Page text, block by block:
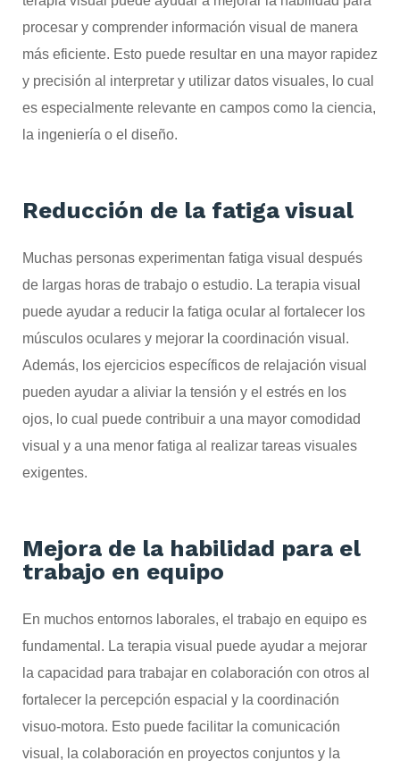
procesar y comprender información visual de manera
más eficiente. Esto puede resultar en una mayor rapidez
y precisión al interpretar y utilizar datos visuales, lo cual
es especialmente relevante en campos como la ciencia,
la ingeniería o el diseño.
Reducción de la fatiga visual
Muchas personas experimentan fatiga visual después
de largas horas de trabajo o estudio. La terapia visual
puede ayudar a reducir la fatiga ocular al fortalecer los
músculos oculares y mejorar la coordinación visual.
Además, los ejercicios específicos de relajación visual
pueden ayudar a aliviar la tensión y el estrés en los
ojos, lo cual puede contribuir a una mayor comodidad
visual y a una menor fatiga al realizar tareas visuales
exigentes.
Mejora de la habilidad para el
trabajo en equipo
En muchos entornos laborales, el trabajo en equipo es
fundamental. La terapia visual puede ayudar a mejorar
la capacidad para trabajar en colaboración con otros al
fortalecer la percepción espacial y la coordinación
visuo-motora. Esto puede facilitar la comunicación
visual, la colaboración en proyectos conjuntos y la